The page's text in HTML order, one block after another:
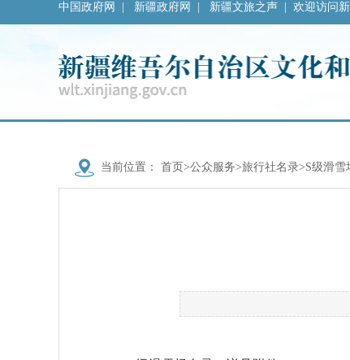
中国政府网 新疆政府网 新疆文旅之声 欢迎访问
当前位置： 首页 >公众服务>旅行社名录>S级滑雪